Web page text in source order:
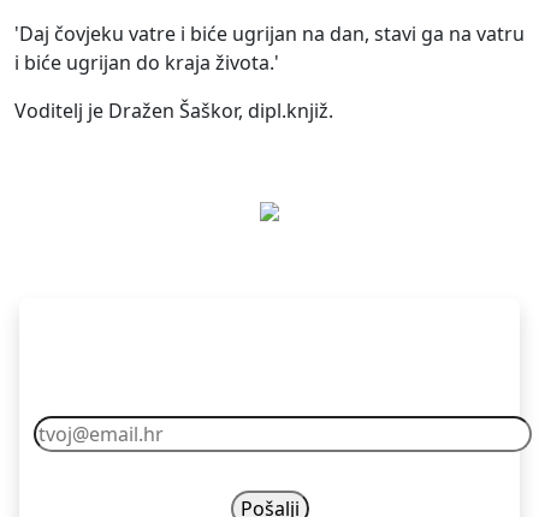
'Daj čovjeku vatre i biće ugrijan na dan, stavi ga na vatru
i biće ugrijan do kraja života.'
Voditelj je Dražen Šaškor, dipl.knjiž.